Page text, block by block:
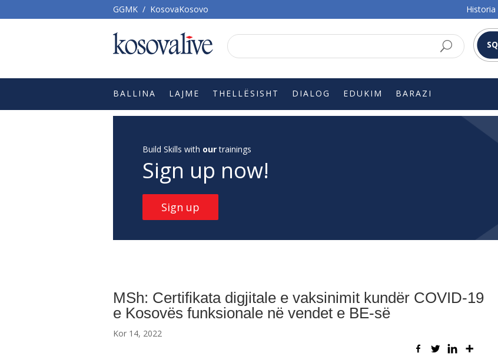
GGMK / KosovaKosovo Historia
SQ
BALLINA LAJME THELLËSISHT DIALOG EDUKIM BARAZI
Build Skills with ourtrainings
Sign up now!
Sign up
MSh: Certifikata digjitale e vaksinimit kundër COVID-19
e Kosovës funksionale në vendet e BE-së
Kor 14, 2022